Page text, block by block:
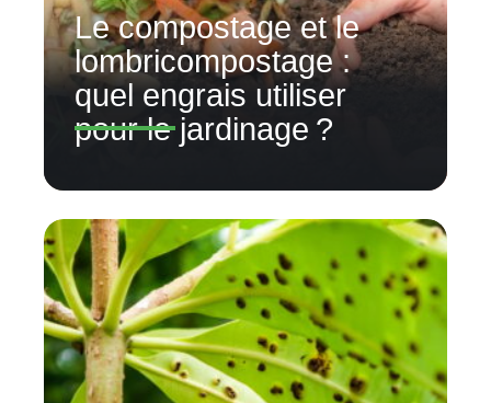
Le compostage et le
lombricompostage :
quel engrais utiliser
pour le jardinage ?